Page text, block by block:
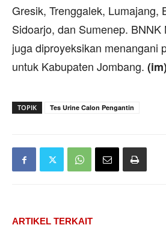
Gresik, Trenggalek, Lumajang,
Sidoarjo, dan Sumenep.
juga diproyeksikan menangani
untuk Kabupaten Jombang. (im)
TOPIK Tes Urine Calon Pengantin
ARTIKEL TERKAIT